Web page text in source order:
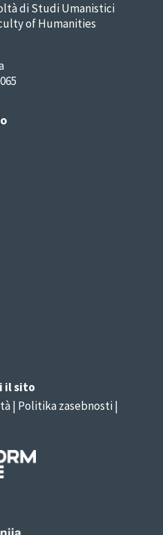
di Studi Umanistici
of Humanities
il sito
| Politika zasebnosti |